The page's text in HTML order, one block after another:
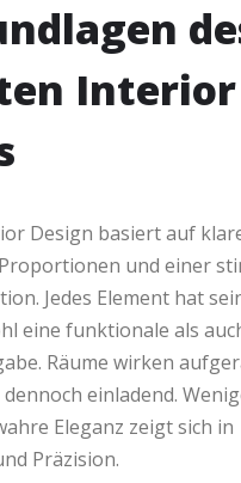
Interior
Design basiert auf
und einer
Jedes Element hat
eine funktionale als
Räume wirken
einladend.
Eleganz zeigt sich in
Präzision.